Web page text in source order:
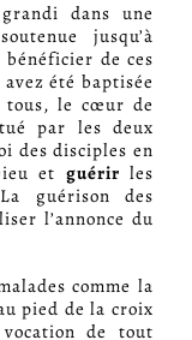
dans une
jusqu’à
bénéficier de ces
été baptisée
tous, le cœur de
par les deux
des disciples en
et guérir les
guérison des
l’annonce du
comme la
pied de la croix
de tout